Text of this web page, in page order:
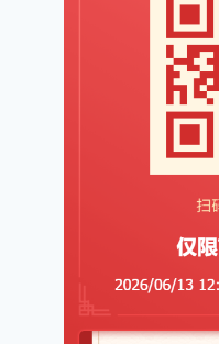
多跟用户交流就
今天小伙伴们收
主要困惑： 1、
其实不认识 2、